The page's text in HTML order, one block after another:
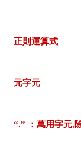
正則運算式
元字元
“.” ：萬用字元,